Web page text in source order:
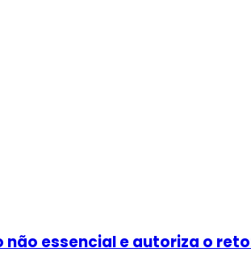
essencial e autoriza o